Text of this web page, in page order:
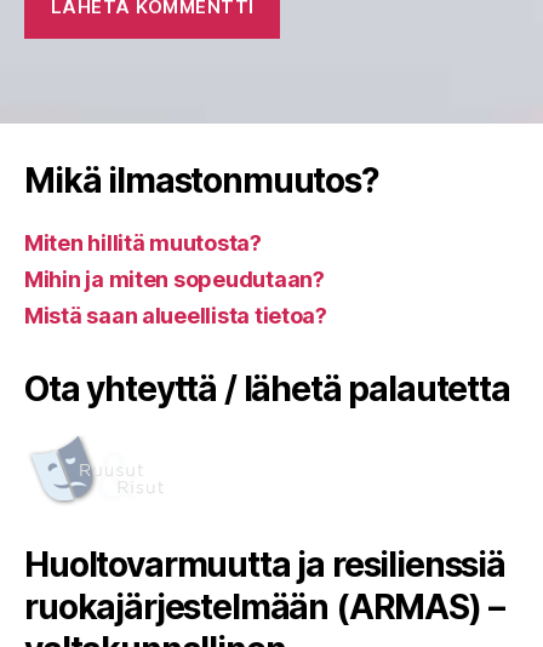
Mikä ilmastonmuutos?
Miten hillitä muutosta?
Mihin ja miten sopeudutaan?
Mistä saan alueellista tietoa?
Ota yhteyttä / lähetä palautetta
Huoltovarmuutta ja resilienssiä
ruokajärjestelmään (ARMAS) –